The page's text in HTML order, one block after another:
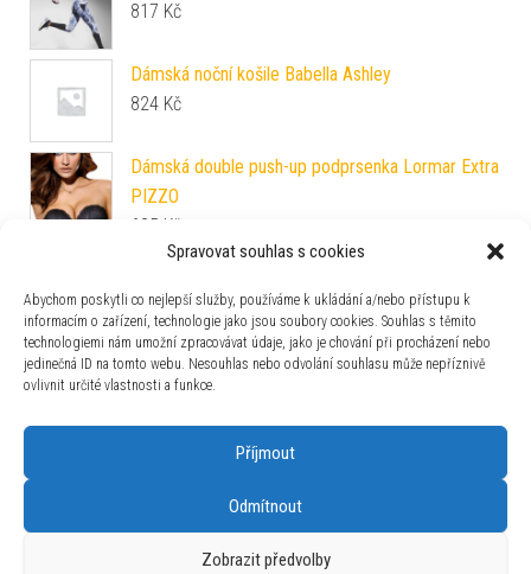
Spravovat souhlas s cookies
Abychom poskytli co nejlepší služby, používáme k ukládání a/nebo přístupu k
informacím o zařízení, technologie jako jsou soubory cookies. Souhlas s těmito
technologiemi nám umožní zpracovávat údaje, jako je chování při procházení nebo
jedinečná ID na tomto webu. Nesouhlas nebo odvolání souhlasu může nepříznivě
ovlivnit určité vlastnosti a funkce.
Příjmout
Odmítnout
Zobrazit předvolby
817 Kč
Dámská noční košile Babella Ashley
824 Kč
Dámská double push-up podprsenka Lormar Extra
PIZZO
635 Kč
Dámské sako Litex J1267 závodní
4 125Kč
Dámská podprsenka Leilieve 7402
750 Kč